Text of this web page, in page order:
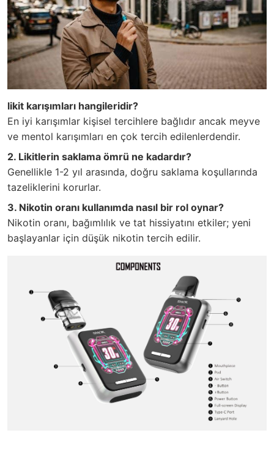
likit karışımları hangileridir?
En iyi karışımlar kişisel tercihlere bağlıdır ancak meyve
ve mentol karışımları en çok tercih edilenlerdendir.
2. Likitlerin saklama ömrü ne kadardır?
Genellikle 1-2 yıl arasında, doğru saklama koşullarında
tazeliklerini korurlar.
3. Nikotin oranı kullanımda nasıl bir rol oynar?
Nikotin oranı, bağımlılık ve tat hissiyatını etkiler; yeni
başlayanlar için düşük nikotin tercih edilir.